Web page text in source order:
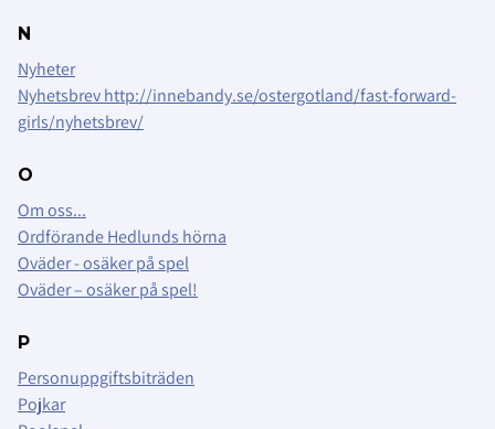
N
Nyheter
Nyhetsbrev http://innebandy.se/ostergotland/fast-forward-
girls/nyhetsbrev/
O
Om oss...
Ordförande Hedlunds hörna
Oväder - osäker på spel
Oväder – osäker på spel!
P
Personuppgiftsbiträden
Pojkar